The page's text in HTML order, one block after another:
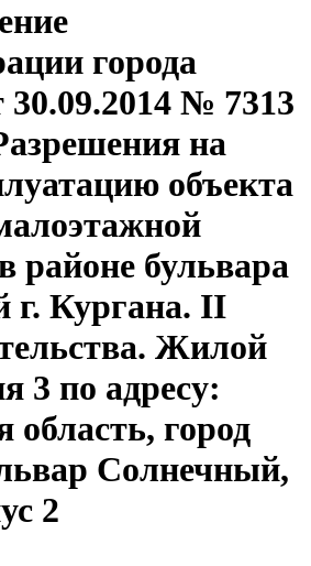
города
30.09.2014 № 7313
на
объекта
районе бульвара
г. Кургана. II
Жилой
3 по адресу:
область, город
Солнечный,
2